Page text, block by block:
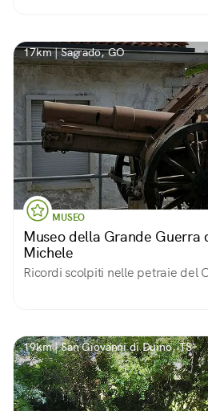
17km | Sagrado, GO
MUSEO
Museo della Grande Guerra
Michele
Ricordi scolpiti nelle petraie del
19km | San Giovanni di Duino, TS